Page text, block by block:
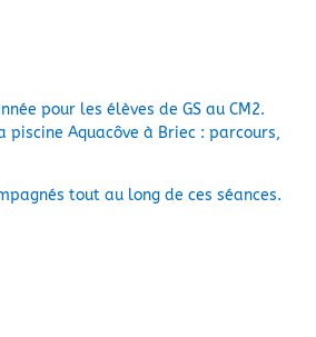
pour les élèves de GS au CM2.
Aquacôve à Briec : parcours,
tout au long de ces séances.